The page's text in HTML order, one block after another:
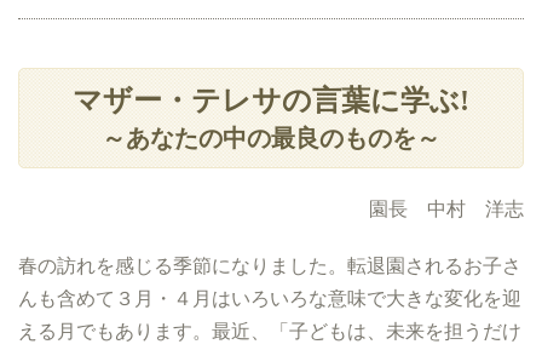
マザー・テレサの言葉に学ぶ!
～あなたの中の最良のものを～
園長 中村 洋志
春の訪れを感じる季節になりました。転退園されるお子さ
んも含めて３月・４月はいろいろな意味で大きな変化を迎
える月でもあります。最近、「子どもは、未来を担うだけ